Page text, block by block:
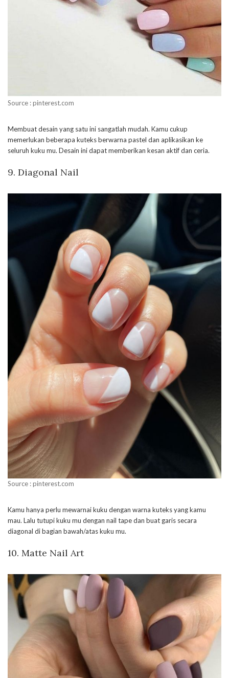
Source : pinterest.com
Membuat desain yang satu ini sangatlah mudah. Kamu cukup
memerlukan beberapa kuteks berwarna pastel dan aplikasikan ke
seluruh kuku mu. Desain ini dapat memberikan kesan aktif dan ceria.
9. Diagonal Nail
Source : pinterest.com
Kamu hanya perlu mewarnai kuku dengan warna kuteks yang kamu
mau. Lalu tutupi kuku mu dengan nail tape dan buat garis secara
diagonal di bagian bawah/atas kuku mu.
10. Matte Nail Art